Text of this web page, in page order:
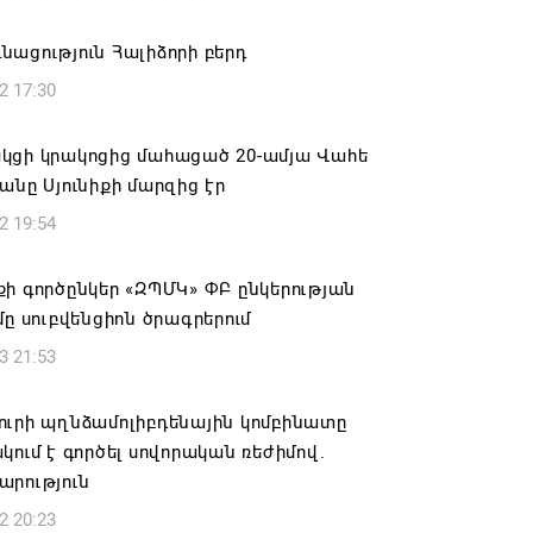
16:09
բանակը «Իսկանդերով» հարվածել
գնացքին
14:32
120 մլն եվրո ներդրում՝
մի շարք զբոսաշրջային
զարգացման համար
մեջ կարձանագրվի որպես
դավաճանության օր․ ՌԴ և Նոր
հայոց թեմ
Հալիձորի բերդ
17:30
կրակոցից մահացած 20-ամյա Վահե
Սյունիքի մարզից էր
19:54
գործընկեր «ԶՊՄԿ» ՓԲ ընկերության
սուբվենցիոն ծրագրերում
21:53
պղնձամոլիբդենային կոմբինատը
է գործել սովորական ռեժիմով.
20:23